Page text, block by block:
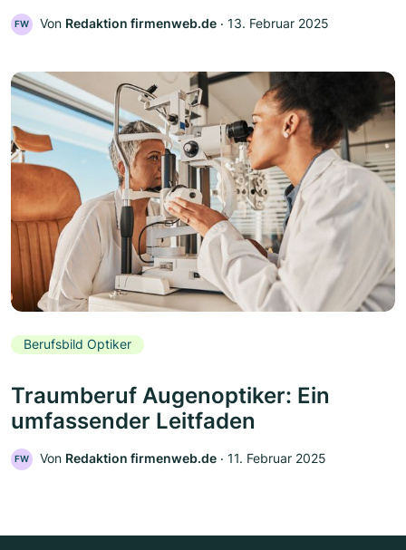
FW Von Redaktion firmenweb.de ‧ 13. Februar 2025
Berufsbild Optiker
Traumberuf Augenoptiker: Ein
umfassender Leitfaden
FW Von Redaktion firmenweb.de ‧ 11. Februar 2025